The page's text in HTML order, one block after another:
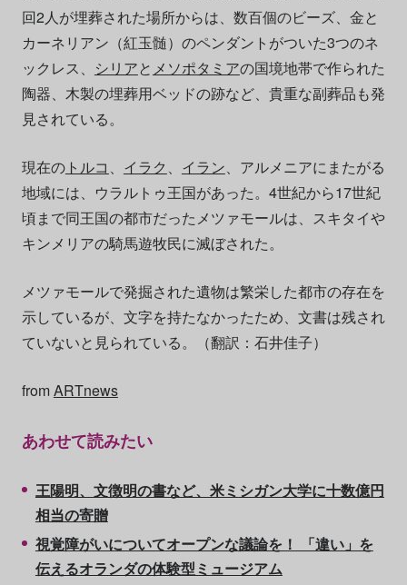
回2人が埋葬された場所からは、数百個のビーズ、金と
カーネリアン（紅玉髄）のペンダントがついた3つのネ
ックレス、 シリアと メソポタミアの国境地帯で作られた
陶器、木製の埋葬用ベッドの跡など、貴重な副葬品も発
見されている。
現在のトルコ 、 イラク 、 イラン、アルメニアにまたがる
地域には、ウラルトゥ王国があった。4世紀から17世紀
頃まで同王国の都市だったメツァモールは、スキタイや
キンメリアの騎馬遊牧民に滅ぼされた。
メツァモールで発掘された遺物は繁栄した都市の存在を
示しているが、文字を持たなかったため、文書は残され
ていないと見られている。（翻訳：石井佳子）
fromARTnews
あわせて読みたい
王陽明、文徴明の書など、米ミシガン大学に十数億円
相当の寄贈
視覚障がいについてオープンな議論を！ 「違い」を
伝えるオランダの体験型ミュージアム